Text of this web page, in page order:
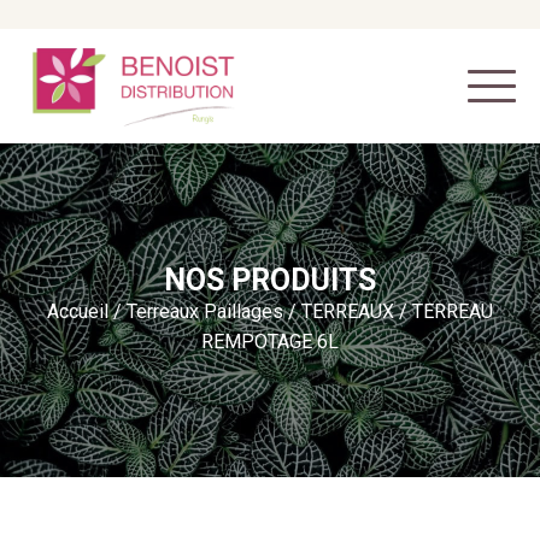
NOS PRODUITS
Accueil/Terreaux Paillages/TERREAUX/ TERREAU
REMPOTAGE 6L